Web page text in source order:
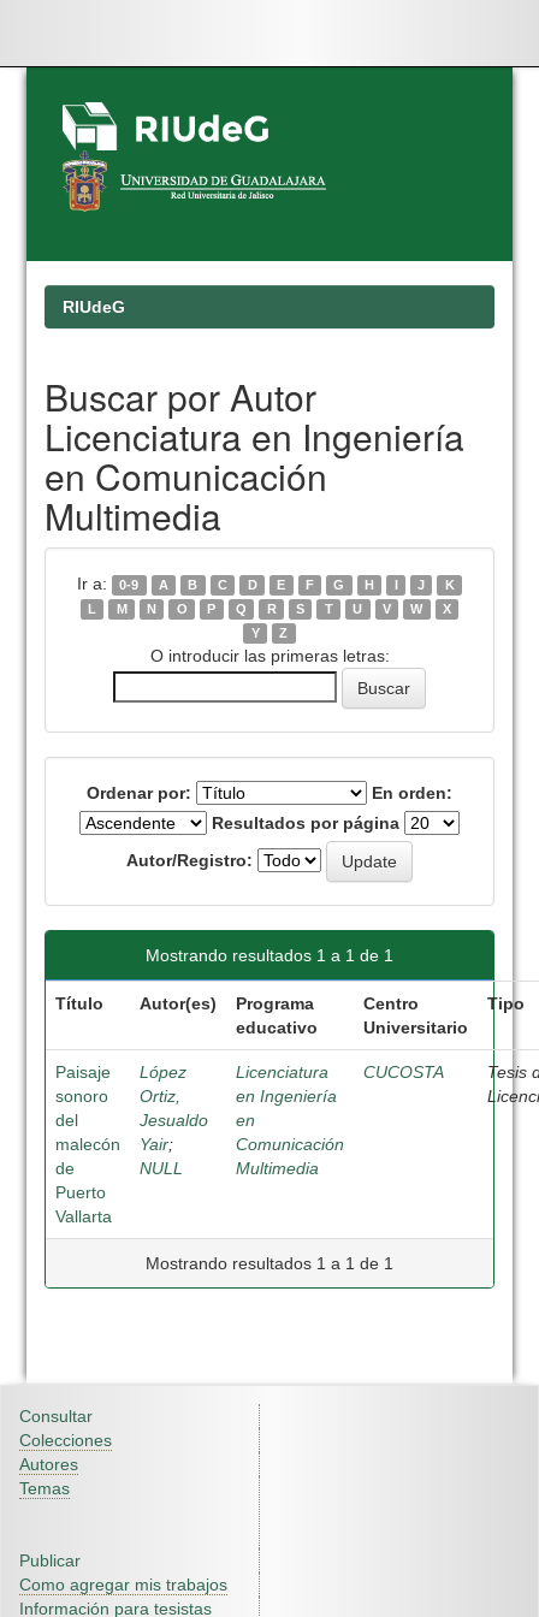
Skip
navigation
RIUdeG
Buscar por Autor
Licenciatura en Ingeniería
en Comunicación
Multimedia
Ir a: 0-9 A B C D E F G H I J
K
L
M N O P Q R S T U V W
X
Y
Z
O introducir las primeras letras:
Ordenar por:
En orden:
Resultados por página
Autor/Registro:
Mostrando resultados 1 a 1 de 1
Título Autor(es)
Programa
educativo
Centro
Universitario
Tipo
Paisaje
sonoro
del
malecón
de
Puerto
Vallarta
López
Ortiz,
Jesualdo
Yair;
NULL
Licenciatura
en Ingeniería
en
Comunicación
Multimedia
CUCOSTA
Tesis
Mostrando resultados 1 a 1 de 1
Consultar
Colecciones
Autores
Temas
Publicar
Como agregar mis trabajos
Información para tesistas